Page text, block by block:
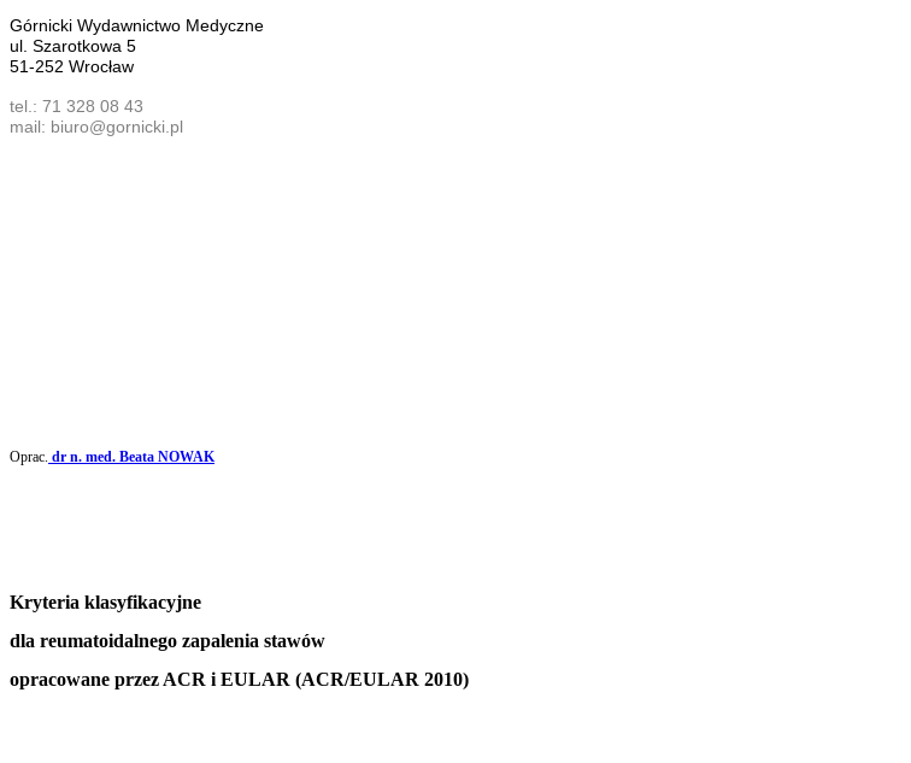
Górnicki Wydawnictwo Medyczne
ul. Szarotkowa 5
51-252 Wrocław
tel.: 71 328 08 43
mail: biuro@gornicki.pl
Oprac. dr n. med. Beata NOWAK
Kryteria klasyfikacyjne
dla reumatoidalnego zapalenia stawów
opracowane przez ACR i EULAR (ACR/EULAR 2010)